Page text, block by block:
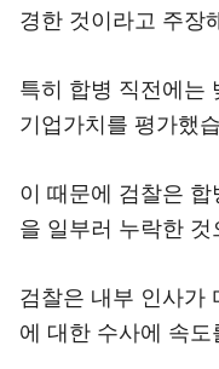
경한 것이라고 주장
특히 합병 직전에는
기업가치를 평가했
이 때문에 검찰은
을 일부러 누락한
검찰은 내부 인사가
에 대한 수사에 속